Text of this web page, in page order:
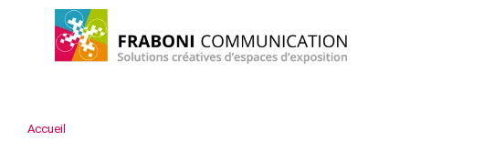
Accueil